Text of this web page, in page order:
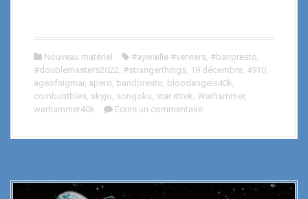
Nouveau matériel #aywaille #verviers #banpresto
#doublemasters2022 #strangerthings 19 décembre 4910
ageofsigmar, apero bandpresto bloodangels40k
combustbles skyjo songoku star strek Warhammer,
warhammer40k
Écrire un commentaire